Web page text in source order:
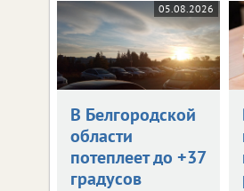
05.08.2026
В Белгородской
области
потеплеет до +37
градусов